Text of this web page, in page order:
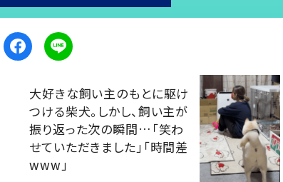
大好きな飼い主のもとに駆け
つける柴犬。しかし、飼い主が
振り返った次の瞬間…「笑わ
せていただきました」「時間差
www」